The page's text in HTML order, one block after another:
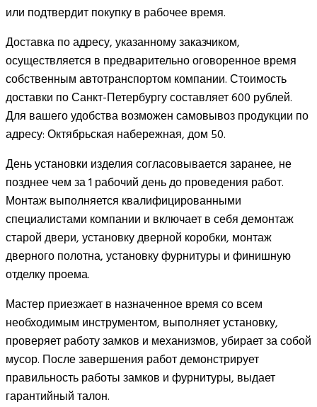
или подтвердит покупку в рабочее время.
Доставка по адресу, указанному заказчиком,
осуществляется в предварительно оговоренное время
собственным автотранспортом компании. Стоимость
доставки по Санкт-Петербургу составляет 600 рублей.
Для вашего удобства возможен самовывоз продукции по
адресу: Октябрьская набережная, дом 50.
День установки изделия согласовывается заранее, не
позднее чем за 1 рабочий день до проведения работ.
Монтаж выполняется квалифицированными
специалистами компании и включает в себя демонтаж
старой двери, установку дверной коробки, монтаж
дверного полотна, установку фурнитуры и финишную
отделку проема.
Мастер приезжает в назначенное время со всем
необходимым инструментом, выполняет установку,
проверяет работу замков и механизмов, убирает за собой
мусор. После завершения работ демонстрирует
правильность работы замков и фурнитуры, выдает
гарантийный талон.